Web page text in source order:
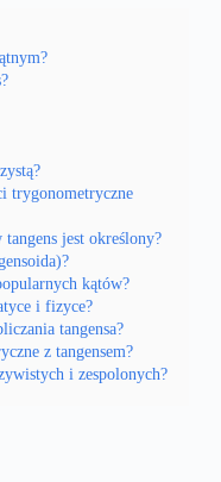
trygonometryczne
jest określony?
kątów?
i fizyce?
tangensa?
z tangensem?
i zespolonych?